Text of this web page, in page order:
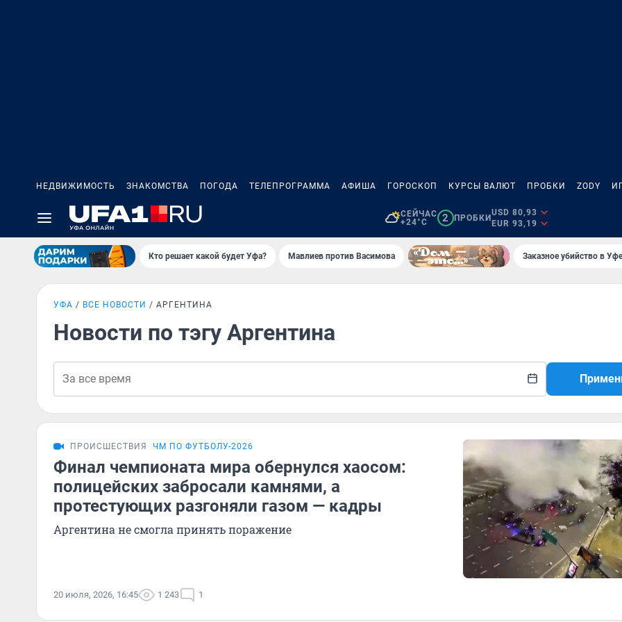
НЕДВИЖИМОСТЬ ЗНАКОМСТВА ПОГОДА ТЕЛЕПРОГРАММА АФИША ГОРОСКОП КУРСЫ ВАЛЮТ ПРОБКИ ZODY
СЕЙЧАС
+24°C
2 ПРОБКИ
USD 80,93
EUR 93,19
Кто решает какой будет Уфа? Мавлиев против Васимова Заказное убийство в
УФА ВСЕ НОВОСТИ АРГЕНТИНА
Новости по тэгу Аргентина
ПРОИСШЕСТВИЯ ЧМ ПО ФУТБОЛУ-2026
Финал чемпионата мира обернулся хаосом:
полицейских забросали камнями, а
протестующих разгоняли газом — кадры
Аргентина не смогла принять поражение
20 июля, 2026, 16:45 1 243 1